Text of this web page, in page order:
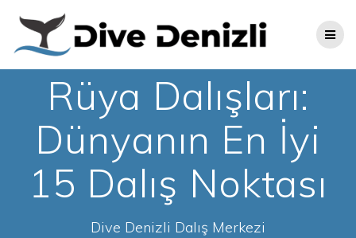
content
Rüya Dalışları:
Dünyanın En İyi
15 Dalış Noktası
Dive Denizli Dalış Merkezi